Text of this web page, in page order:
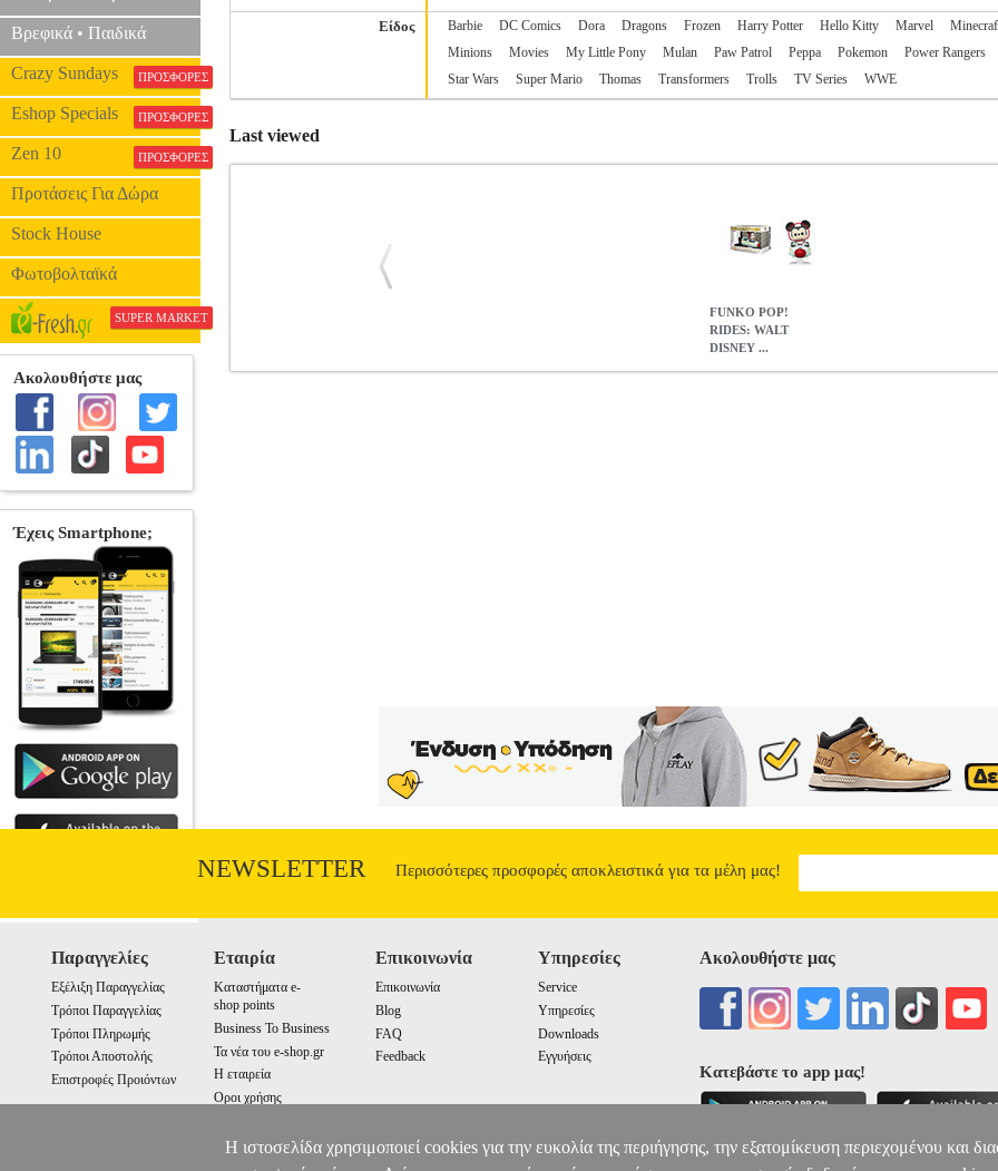
Βρεφικά • Παιδικά
Crazy Sundays ΠΡΟΣΦΟΡΕΣ
Eshop Specials ΠΡΟΣΦΟΡΕΣ
Zen 10 ΠΡΟΣΦΟΡΕΣ
Προτάσεις Για Δώρα
Stock House
Φωτοβολταϊκά
SUPER MARKET
Είδος Barbie DC Comics Dora Dragons Frozen Harry Potter Hello Kitty Marvel
Minions
Movies My Little Pony Mulan Paw Patrol Peppa Pokemon Power Rangers
Star Wars
Super Mario Thomas Transformers Trolls TV Series WWE
Last viewed
FUNKO POP!
RIDES: WALT
DISNEY ...
NEWSLETTER Περισσότερες προσφορές αποκλειστικά για τα μέλη μας!
Παραγγελίες
Εξέλιξη Παραγγελίας
Τρόποι Παραγγελίας
Τρόποι Πληρωμής
Τρόποι Αποστολής
Επιστροφές Προιόντων
Εταιρία
Καταστήματα e-
shop points
Business To Business
Τα νέα του e-shop.gr
Η εταιρεία
Οροι χρήσης
Επικοινωνία
Επικοινωνία
Blog
FAQ
Feedback
Υπηρεσίες
Service
Υπηρεσίες
Downloads
Εγγυήσεις
Ακολουθήστε μας
Κατεβάστε το app μας!
Η ιστοσελίδα χρησιμοποιεί cookies για την ευκολία της περιήγησης, την εξατομίκευση περιεχομένου και